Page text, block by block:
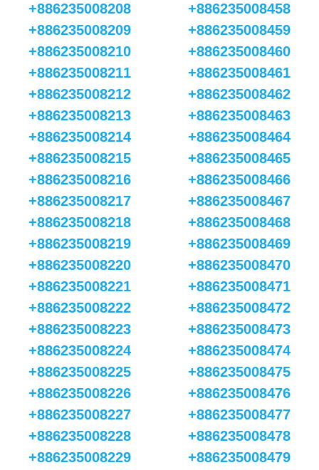
+886235008208
+886235008209
+886235008210
+886235008211
+886235008212
+886235008213
+886235008214
+886235008215
+886235008216
+886235008217
+886235008218
+886235008219
+886235008220
+886235008221
+886235008222
+886235008223
+886235008224
+886235008225
+886235008226
+886235008227
+886235008228
+886235008229
+886235008458
+886235008459
+886235008460
+886235008461
+886235008462
+886235008463
+886235008464
+886235008465
+886235008466
+886235008467
+886235008468
+886235008469
+886235008470
+886235008471
+886235008472
+886235008473
+886235008474
+886235008475
+886235008476
+886235008477
+886235008478
+886235008479